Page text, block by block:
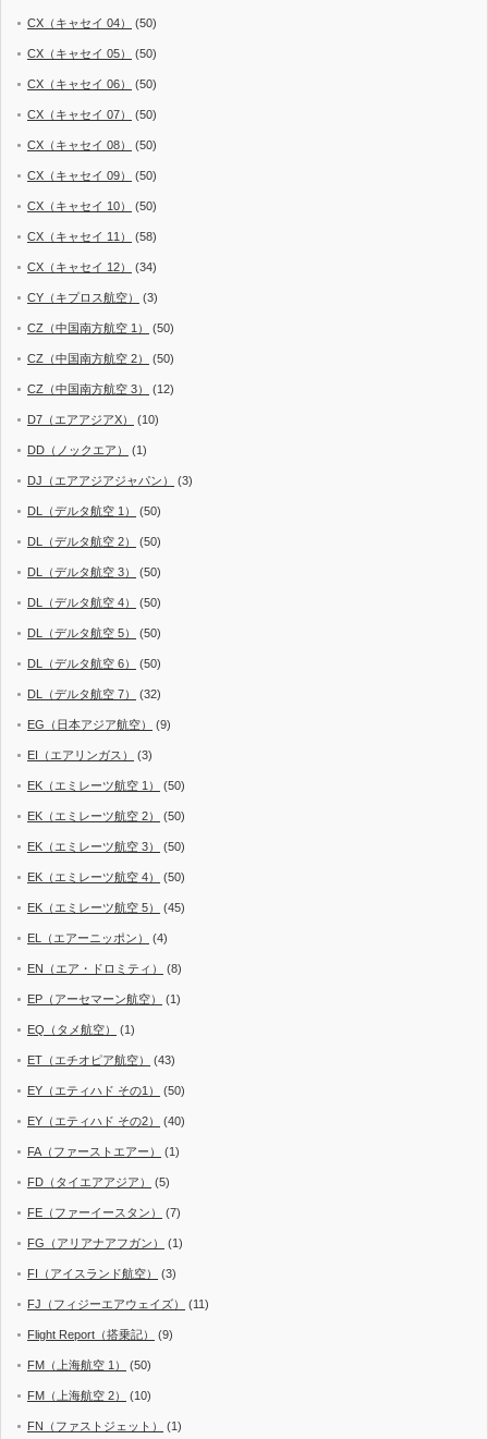
CX（キャセイ 04） (50)
CX（キャセイ 05） (50)
CX（キャセイ 06） (50)
CX（キャセイ 07） (50)
CX（キャセイ 08） (50)
CX（キャセイ 09） (50)
CX（キャセイ 10） (50)
CX（キャセイ 11） (58)
CX（キャセイ 12） (34)
CY（キプロス航空） (3)
CZ（中国南方航空 1） (50)
CZ（中国南方航空 2） (50)
CZ（中国南方航空 3） (12)
D7（エアアジアX） (10)
DD（ノックエア） (1)
DJ（エアアジアジャパン） (3)
DL（デルタ航空 1） (50)
DL（デルタ航空 2） (50)
DL（デルタ航空 3） (50)
DL（デルタ航空 4） (50)
DL（デルタ航空 5） (50)
DL（デルタ航空 6） (50)
DL（デルタ航空 7） (32)
EG（日本アジア航空） (9)
EI（エアリンガス） (3)
EK（エミレーツ航空 1） (50)
EK（エミレーツ航空 2） (50)
EK（エミレーツ航空 3） (50)
EK（エミレーツ航空 4） (50)
EK（エミレーツ航空 5） (45)
EL（エアーニッポン） (4)
EN（エア・ドロミティ） (8)
EP（アーセマーン航空） (1)
EQ（タメ航空） (1)
ET（エチオピア航空） (43)
EY（エティハド その1） (50)
EY（エティハド その2） (40)
FA（ファーストエアー） (1)
FD（タイエアアジア） (5)
FE（ファーイースタン） (7)
FG（アリアナアフガン） (1)
FI（アイスランド航空） (3)
FJ（フィジーエアウェイズ） (11)
Flight Report（搭乗記） (9)
FM（上海航空 1） (50)
FM（上海航空 2） (10)
FN（ファストジェット） (1)